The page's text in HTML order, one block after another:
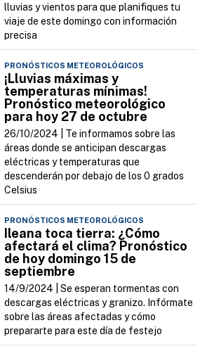
lluvias y vientos para que planifiques tu
viaje de este domingo con información
precisa
PRONÓSTICOS METEOROLÓGICOS
¡Lluvias máximas y
temperaturas mínimas!
Pronóstico meteorológico
para hoy 27 de octubre
26/10/2024 | Te informamos sobre las
áreas donde se anticipan descargas
eléctricas y temperaturas que
descenderán por debajo de los 0 grados
Celsius
PRONÓSTICOS METEOROLÓGICOS
Ileana toca tierra: ¿Cómo
afectará el clima? Pronóstico
de hoy domingo 15 de
septiembre
14/9/2024 |Se esperan tormentas con
descargas eléctricas y granizo. Infórmate
sobre las áreas afectadas y cómo
prepararte para este día de festejo